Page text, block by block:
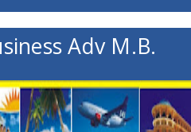
Adv M.B.